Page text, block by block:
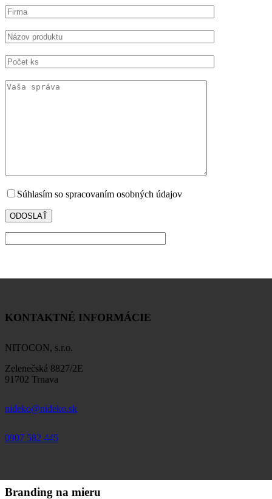
Súhlasím so spracovaním osobných údajov
KONTAKTNÉ INFORMÁCIE
NITOCON, s.r.o.
Zelenečská 8827/2E
91702 Trnava
nideko@nideko.sk
0907 582 445
Branding na mieru